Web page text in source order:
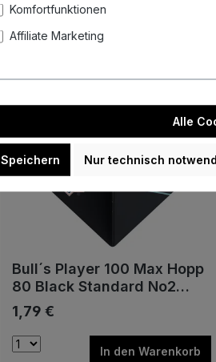
Bull´s Player 100 Max Hopp
80 Black Standard No2
Flights
1,79 €
In den Warenkorb
Komfortfunktionen
Affiliate Marketing
Alle
Speichern Nur technisch